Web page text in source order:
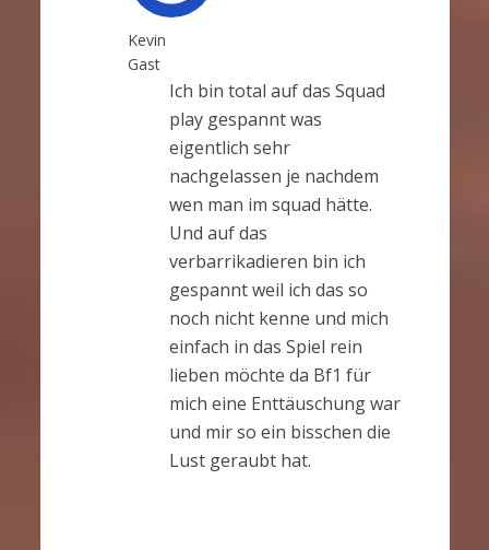
Kevin
Gast
Ich bin total auf das Squad
play gespannt was
eigentlich sehr
nachgelassen je nachdem
wen man im squad hätte.
Und auf das
verbarrikadieren bin ich
gespannt weil ich das so
noch nicht kenne und mich
einfach in das Spiel rein
lieben möchte da Bf1 für
mich eine Enttäuschung war
und mir so ein bisschen die
Lust geraubt hat.